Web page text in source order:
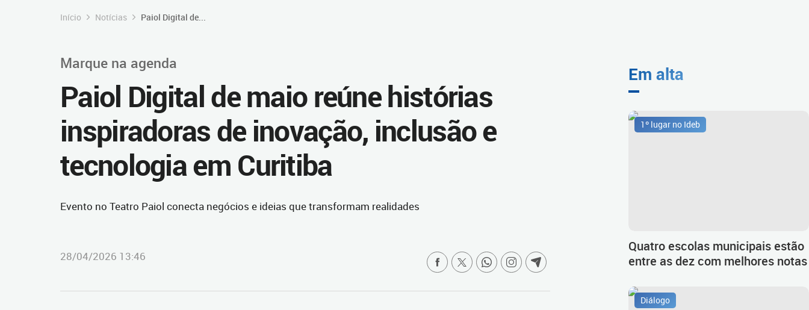
Início Notícias Paiol Digital de...
Marque na agenda
Paiol Digital de maio reúne histórias
inspiradoras de inovação, inclusão e
tecnologia em Curitiba
Evento no Teatro Paiol conecta negócios e ideias que transformam realidades
28/04/2026 13:46
Em alta
1º lugar no Ideb
Quatro escolas municipais estão
entre as dez com melhores notas
Diálogo